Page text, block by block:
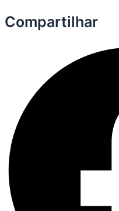
Compartilhar